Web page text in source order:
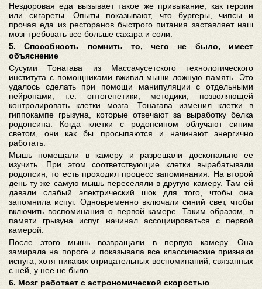
Нездоровая еда вызывает такое же привыкание, как героин
или сигареты. Опыты показывают, что бургеры, чипсы и
прочая еда из ресторанов быстрого питания заставляет наш
мозг требовать все больше сахара и соли.
5. Способность помнить то, чего не было, имеет
объяснение
Сусуми Тонагава из Массачусетского технологического
института с помощниками вживил мыши ложную память. Это
удалось сделать при помощи манипуляции с отдельными
нейронами, т.е. оптогенетики, методики, позволяющей
контролировать клетки мозга. Тонагава изменил клетки в
гиппокампе грызуна, которые отвечают за выработку белка
родопсина. Когда клетки с родопсином облучают синим
светом, они как бы просыпаются и начинают энергично
работать.
Мышь помещали в камеру и разрешали досконально ее
изучить. При этом соответствующие клетки вырабатывали
родопсин, то есть проходил процесс запоминания. На второй
день ту же самую мышь переселяли в другую камеру. Там ей
давали слабый электрический шок для того, чтобы она
запомнила испуг. Одновременно включали синий свет, чтобы
включить воспоминания о первой камере. Таким образом, в
памяти грызуна испуг начинал ассоциироваться с первой
камерой.
После этого мышь возвращали в первую камеру. Она
замирала на пороге и показывала все классические признаки
испуга, хотя никаких отрицательных воспоминаний, связанных
с ней, у нее не было.
6. Мозг работает с астрономической скоростью